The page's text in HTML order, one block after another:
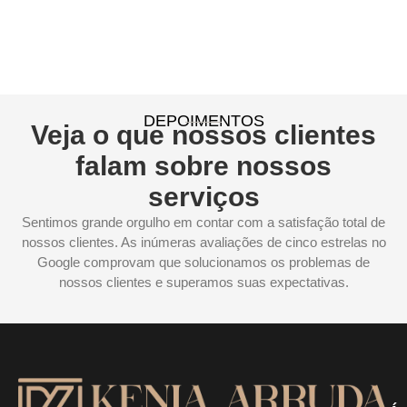
DEPOIMENTOS
Veja o que nossos clientes
falam sobre nossos
serviços
Sentimos grande orgulho em contar com a satisfação total de
nossos clientes. As inúmeras avaliações de cinco estrelas no
Google comprovam que solucionamos os problemas de
nossos clientes e superamos suas expectativas.